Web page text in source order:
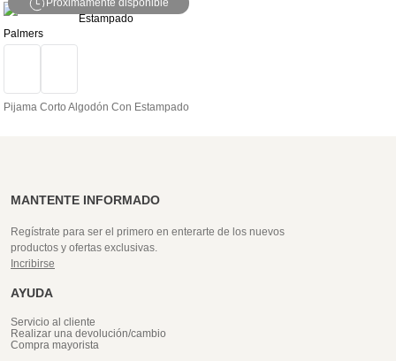
Próximamente disponible
Palmers
Pijama Corto Algodón Con Estampado
MANTENTE INFORMADO
Regístrate para ser el primero en enterarte de los nuevos
productos y ofertas exclusivas.
Incribirse
AYUDA
Servicio al cliente
Realizar una devolución/cambio
Compra mayorista